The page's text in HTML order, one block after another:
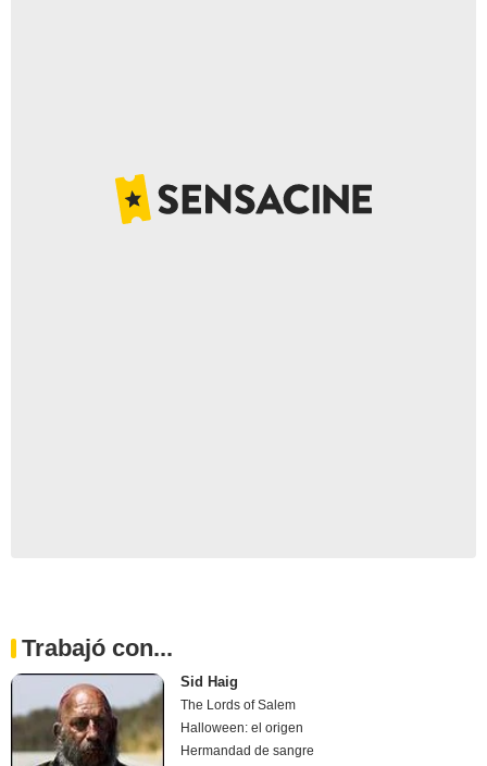
Trabajó con...
Sid Haig
The Lords of Salem
Halloween: el origen
Hermandad de sangre